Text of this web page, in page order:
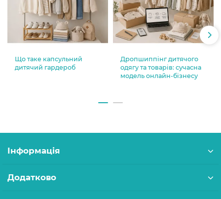
Що таке капсульний
дитячий гардероб
Дропшиппінг дитячого
одягу та товарів: сучасна
модель онлайн-бізнесу
Інформація
Додатково